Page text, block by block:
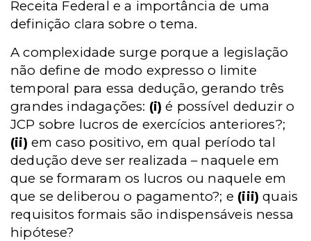
Receita Federal e a importância de uma
definição clara sobre o tema.
A complexidade surge porque a legislação
não define de modo expresso o limite
temporal para essa dedução, gerando três
grandes indagações: (i) é possível deduzir o
JCP sobre lucros de exercícios anteriores?;
(ii) em caso positivo, em qual período tal
dedução deve ser realizada – naquele em
que se formaram os lucros ou naquele em
que se deliberou o pagamento?; e (iii) quais
requisitos formais são indispensáveis nessa
hipótese?